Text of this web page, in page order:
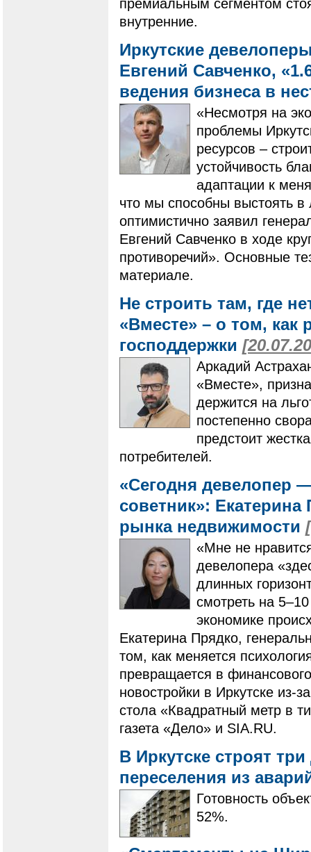
премиальным сегментом
внутренние.
Иркутские
Евгений Савченко,
ведения бизнеса в
«Несмотря на
проблемы
ресурсов –
устойчивость
адаптации к
что мы способны выстоять
оптимистично заявил
Евгений Савченко в ходе
противоречий». Основные
материале.
Не строить там, где
«Вместе» – о том, как
господдержки
Аркадий
«Вместе»,
держится на
постепенно
предстоит
потребителей.
«Сегодня девелопер
советник»:
рынка недвижимости
«Мне не
девелопера
длинных
смотреть на
экономике
Екатерина Прядко,
том, как меняется
превращается в
новостройки в Иркутске из-
стола «Квадратный метр в
газета «Дело» и SIA.RU.
В Иркутске строят
переселения из
Готовность
52%.